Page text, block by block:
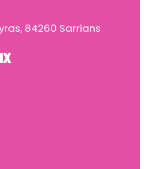
84260 Sarrians